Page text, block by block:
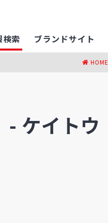
検索 ブランドサイト
HOME
- ケイトウ